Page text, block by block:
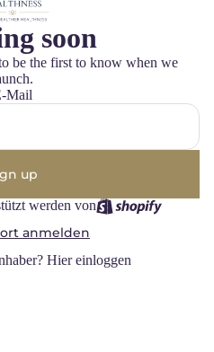
soon
be the first to know when we
Mail
up
werden von
anmelden
Hier einloggen